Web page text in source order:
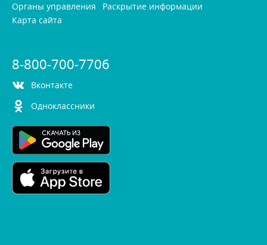
Органы управления
Раскрытие информации
Карта сайта
8-800-700-7706
контакте
Одноклассники